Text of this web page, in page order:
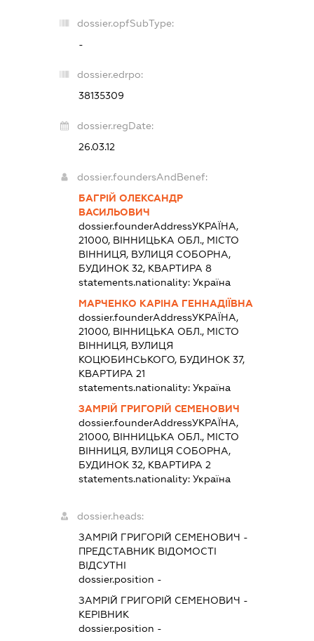
dossier.opfSubType:
-
dossier.edrpo:
38135309
dossier.regDate:
26.03.12
dossier.foundersAndBenef:
БАГРІЙ ОЛЕКСАНДР
ВАСИЛЬОВИЧ
dossier.founderAddressУКРАЇНА,
21000, ВІННИЦЬКА ОБЛ., МІСТО
ВІННИЦЯ, ВУЛИЦЯ СОБОРНА,
БУДИНОК 32, КВАРТИРА 8
statements.nationality: Україна
МАРЧЕНКО КАРІНА ГЕННАДІЇВНА
dossier.founderAddressУКРАЇНА,
21000, ВІННИЦЬКА ОБЛ., МІСТО
ВІННИЦЯ, ВУЛИЦЯ
КОЦЮБИНСЬКОГО, БУДИНОК 37,
КВАРТИРА 21
statements.nationality: Україна
ЗАМРІЙ ГРИГОРІЙ СЕМЕНОВИЧ
dossier.founderAddressУКРАЇНА,
21000, ВІННИЦЬКА ОБЛ., МІСТО
ВІННИЦЯ, ВУЛИЦЯ СОБОРНА,
БУДИНОК 32, КВАРТИРА 2
statements.nationality: Україна
dossier.heads:
ЗАМРІЙ ГРИГОРІЙ СЕМЕНОВИЧ -
ПРЕДСТАВНИКВІДОМОСТІ
ВІДСУТНІ
dossier.position -
ЗАМРІЙ ГРИГОРІЙ СЕМЕНОВИЧ -
КЕРІВНИК
dossier.position -